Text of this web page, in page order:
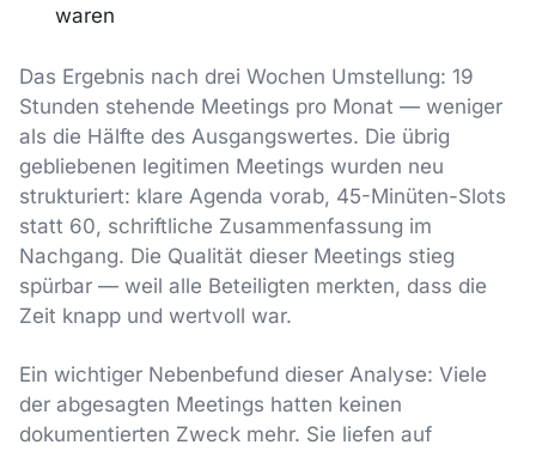
waren
Das Ergebnis nach drei Wochen Umstellung: 19
Stunden stehende Meetings pro Monat — weniger
als die Hälfte des Ausgangswertes. Die übrig
gebliebenen legitimen Meetings wurden neu
strukturiert: klare Agenda vorab, 45-Minüten-Slots
statt 60, schriftliche Zusammenfassung im
Nachgang. Die Qualität dieser Meetings stieg
spürbar — weil alle Beteiligten merkten, dass die
Zeit knapp und wertvoll war.
Ein wichtiger Nebenbefund dieser Analyse: Viele
der abgesagten Meetings hatten keinen
dokumentierten Zweck mehr. Sie liefen auf